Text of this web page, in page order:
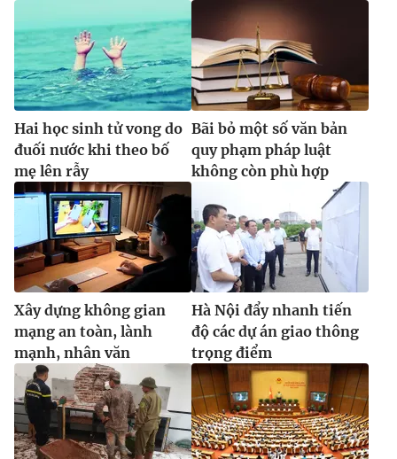
Hai học sinh tử vong do
đuối nước khi theo bố
mẹ lên rẫy
Bãi bỏ một số văn bản
quy phạm pháp luật
không còn phù hợp
Xây dựng không gian
mạng an toàn, lành
mạnh, nhân văn
Hà Nội đẩy nhanh tiến
độ các dự án giao thông
trọng điểm